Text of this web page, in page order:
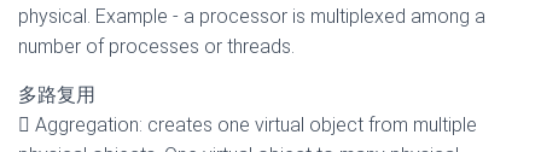
physical. Example - a processor is multiplexed among a
number of processes or threads.
多路复用
 Aggregation: creates one virtual object from multiple